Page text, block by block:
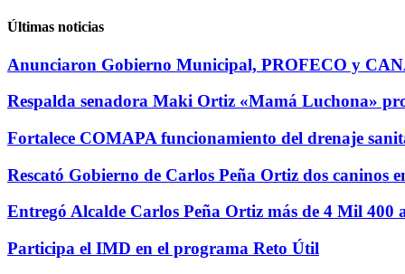
Últimas noticias
Anunciaron Gobierno Municipal, PROFECO y
Respalda senadora Maki Ortiz «Mamá Luchona»
Fortalece COMAPA funcionamiento del drenaje
Rescató Gobierno de Carlos Peña Ortiz dos caninos
Entregó Alcalde Carlos Peña Ortiz más de 4 Mil
Participa el IMD en el programa Reto Útil